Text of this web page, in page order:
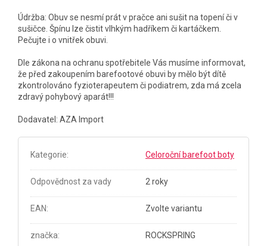
Údržba: Obuv se nesmí prát v pračce ani sušit na topení či v
sušičce. Špínu lze čistit vlhkým hadříkem či kartáčkem.
Pečujte i o vnitřek obuvi.
Dle zákona na ochranu spotřebitele Vás musíme informovat,
že před zakoupením barefootové obuvi by mělo být dítě
zkontrolováno fyzioterapeutem či podiatrem, zda má zcela
zdravý pohybový aparát!!!
Dodavatel: AZA Import
Kategorie: Celoroční barefoot boty
Odpovědnost za vady 2 roky
EAN: Zvolte variantu
značka: ROCKSPRING